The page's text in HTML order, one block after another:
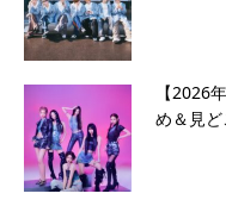
【2026
め＆見